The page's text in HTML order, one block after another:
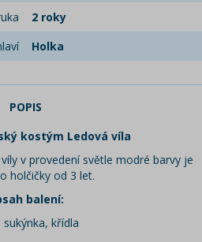
2 roky
Holka
POPIS
kostým Ledová víla
v provedení světle modré barvy je
holčičky od 3 let.
balení:
sukýnka, křídla